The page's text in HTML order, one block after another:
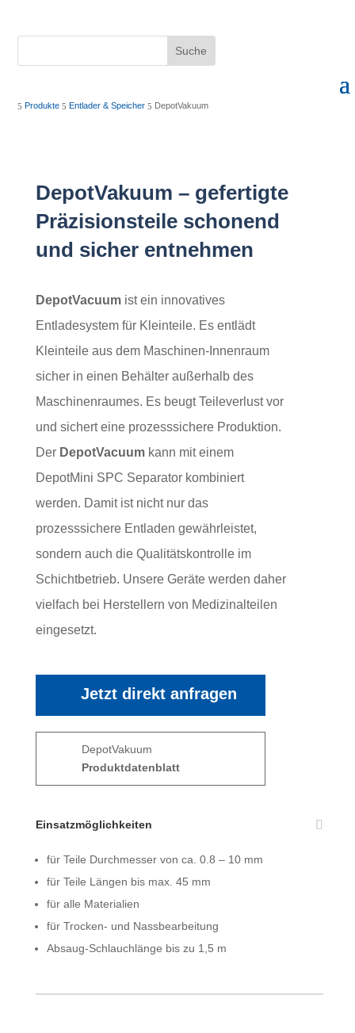
5 Produkte 5 Entlader & Speicher 5 DepotVakuum
DepotVakuum – gefertigte
Präzisionsteile schonend
und sicher entnehmen
DepotVacuumist ein innovatives
Entladesystem für Kleinteile. Es entlädt
Kleinteile aus dem Maschinen-Innenraum
sicher in einen Behälter außerhalb des
Maschinenraumes. Es beugt Teileverlust vor
und sichert eine prozesssichere Produktion.
Der DepotVacuumkann mit einem
DepotMini SPC Separator kombiniert
werden. Damit ist nicht nur das
prozesssichere Entladen gewährleistet,
sondern auch die Qualitätskontrolle im
Schichtbetrieb. Unsere Geräte werden daher
vielfach bei Herstellern von Medizinalteilen
eingesetzt.
Jetzt direkt anfragen
DepotVakuum
Produktdatenblatt
Einsatzmöglichkeiten
für Teile Durchmesser von ca. 0.8 – 10 mm
für Teile Längen bis max. 45 mm
für alle Materialien
für Trocken- und Nassbearbeitung
Absaug-Schlauchlänge bis zu 1,5 m